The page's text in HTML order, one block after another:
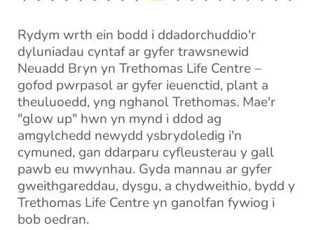
Rydym wrth ein bodd i ddadorchuddio'r
dyluniadau cyntaf ar gyfer trawsnewid
Neuadd Bryn yn Trethomas Life Centre –
gofod pwrpasol ar gyfer ieuenctid, plant a
theuluoedd, yng nghanol Trethomas. Mae'r
"glow up" hwn yn mynd i ddod ag
amgylchedd newydd ysbrydoledig i'n
cymuned, gan ddarparu cyfleusterau y gall
pawb eu mwynhau. Gyda mannau ar gyfer
gweithgareddau, dysgu, a chydweithio, bydd y
Trethomas Life Centre yn ganolfan fywiog i
bob oedran.